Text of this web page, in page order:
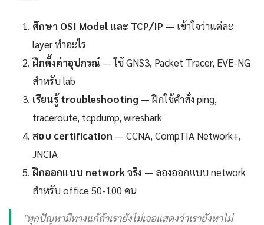
ศึกษา OSI Model และ TCP/IP — เข้าใจว่าแต่ละ
layer ทำอะไร
ฝึกตั้งค่าอุปกรณ์ — ใช้ GNS3, Packet Tracer, EVE-NG
สำหรับ lab
เรียนรู้ troubleshooting — ฝึกใช้คำสั่ง ping,
traceroute, tcpdump, wireshark
สอบ certification — CCNA, CompTIA Network+,
JNCIA
ฝึกออกแบบ network จริง — ลองออกแบบ network
สำหรับ office 50-100 คน
"ทุกปัญหามีทางแก้ถ้าเรายังไม่เจอแสดงว่าเรายังหาไม่